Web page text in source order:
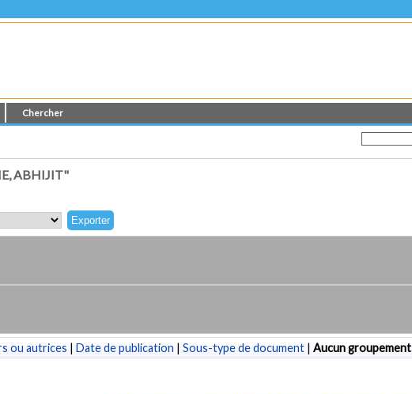
Chercher
ABHIJIT"
ou autrices | Date de publication | Sous-type de document | Aucun groupement